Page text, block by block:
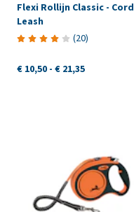
Flexi Rollijn Classic - Cord
Leash
(20)
€ 10,50 - € 21,35